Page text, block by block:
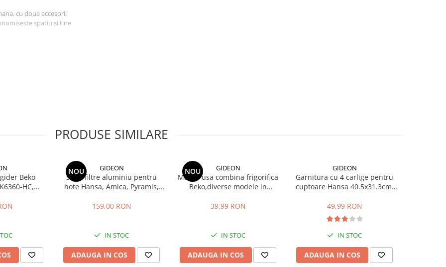
cu doua accesorii
spatiu si tine
PRODUSE SIMILARE
Beko
HC,
NOU GIDEON
Set 2 filtre aluminiu pentru
hote Hansa, Amica, Pyramis,
mobila, 47.7x20.4 cm si
159,00 RON
IN STOC
ADAUGA IN COS
NOU GIDEON
Maner usa combina frigorifica
Beko,diverse modele in
22.5 cm
39,99 RON
IN STOC
ADAUGA IN COS
GIDEON
Garnitura cu 4 carlige pentru
cuptoare Hansa 40.5x31.3cm,
BOE, 1092, 1093, 8066308,
8065348
49,99 RON
IN STOC
ADAUGA IN COS